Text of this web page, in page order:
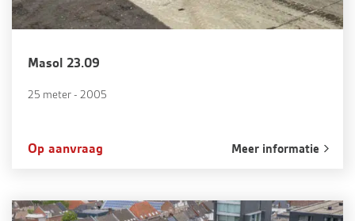
Masol 23.09
25 meter - 2005
Op aanvraag Meer informatie